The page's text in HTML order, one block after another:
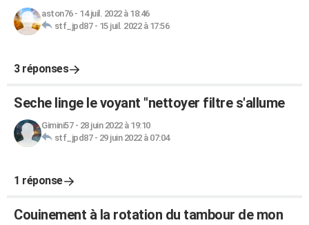
aston76- 14 juil. 2022 à 18:46
stf_jpd87- 15 juil. 2022 à 17:56
3 réponses
Seche linge le voyant "nettoyer filtre s'allume
Gimini57- 28 juin 2022 à 19:10
stf_jpd87- 29 juin 2022 à 07:04
1 réponse
Couinement à la rotation du tambour de mon